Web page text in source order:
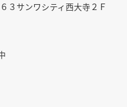
３サンワシティ西大寺２Ｆ